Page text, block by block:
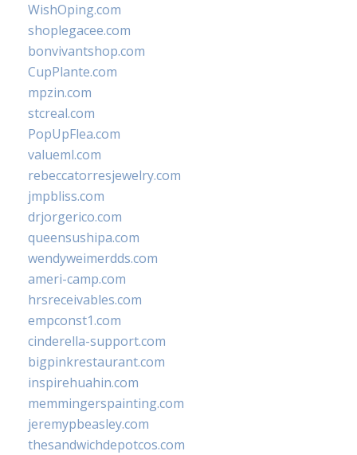
WishOping.com
shoplegacee.com
bonvivantshop.com
CupPlante.com
mpzin.com
stcreal.com
PopUpFlea.com
valueml.com
rebeccatorresjewelry.com
jmpbliss.com
drjorgerico.com
queensushipa.com
wendyweimerdds.com
ameri-camp.com
hrsreceivables.com
empconst1.com
cinderella-support.com
bigpinkrestaurant.com
inspirehuahin.com
memmingerspainting.com
jeremypbeasley.com
thesandwichdepotcos.com